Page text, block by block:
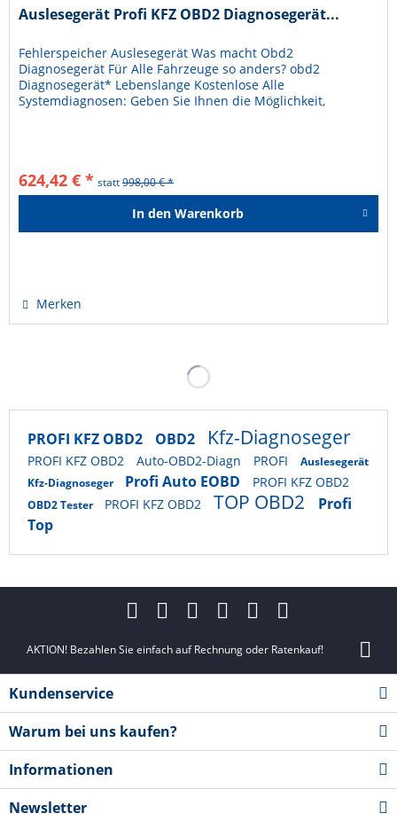
Auslesegerät Profi KFZ OBD2 Diagnosegerät...
Fehlerspeicher Auslesegerät Was macht Obd2
Diagnosegerät Für Alle Fahrzeuge so anders? obd2
Diagnosegerät* Lebenslange Kostenlose Alle
Systemdiagnosen: Geben Sie Ihnen die Möglichkeit,
624,42 € * statt998,00 € *
In den Warenkorb
Merken
PROFI KFZ OBD2 OBD2 Kfz-Diagnoseger
PROFI KFZ OBD2 Auto-OBD2-Diagn PROFI
Auslesegerät
Kfz-Diagnoseger
Profi Auto EOBD PROFI KFZ OBD2
OBD2 Tester PROFI KFZ OBD2 TOP OBD2
Profi
Top
AKTION! Bezahlen Sie einfach auf Rechnung oder Ratenkauf!
Kundenservice
Warum bei uns kaufen?
Informationen
Newsletter